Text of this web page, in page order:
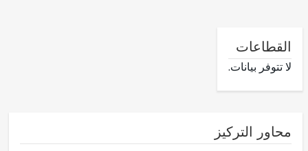
بيانات.
التركيز